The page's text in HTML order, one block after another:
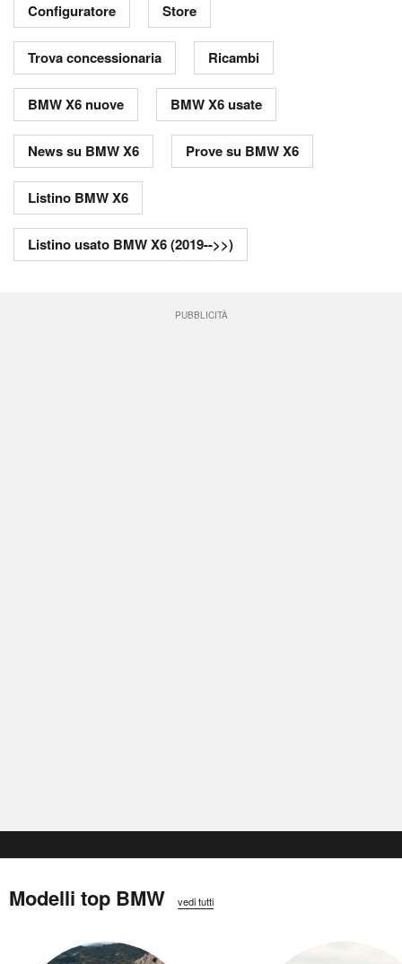
Configuratore Store
Trova concessionaria Ricambi
BMW X6 nuove BMW X6 usate
News su BMW X6 Prove su BMW X6
Listino BMW X6
Listino usato BMW X6 (2019-->>)
PUBBLICITÀ
Modelli top BMW vedi tutti